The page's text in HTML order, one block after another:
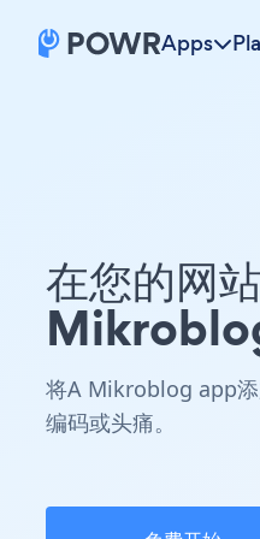
Apps
在您的网
将A Mikroblog app
编码或头痛。